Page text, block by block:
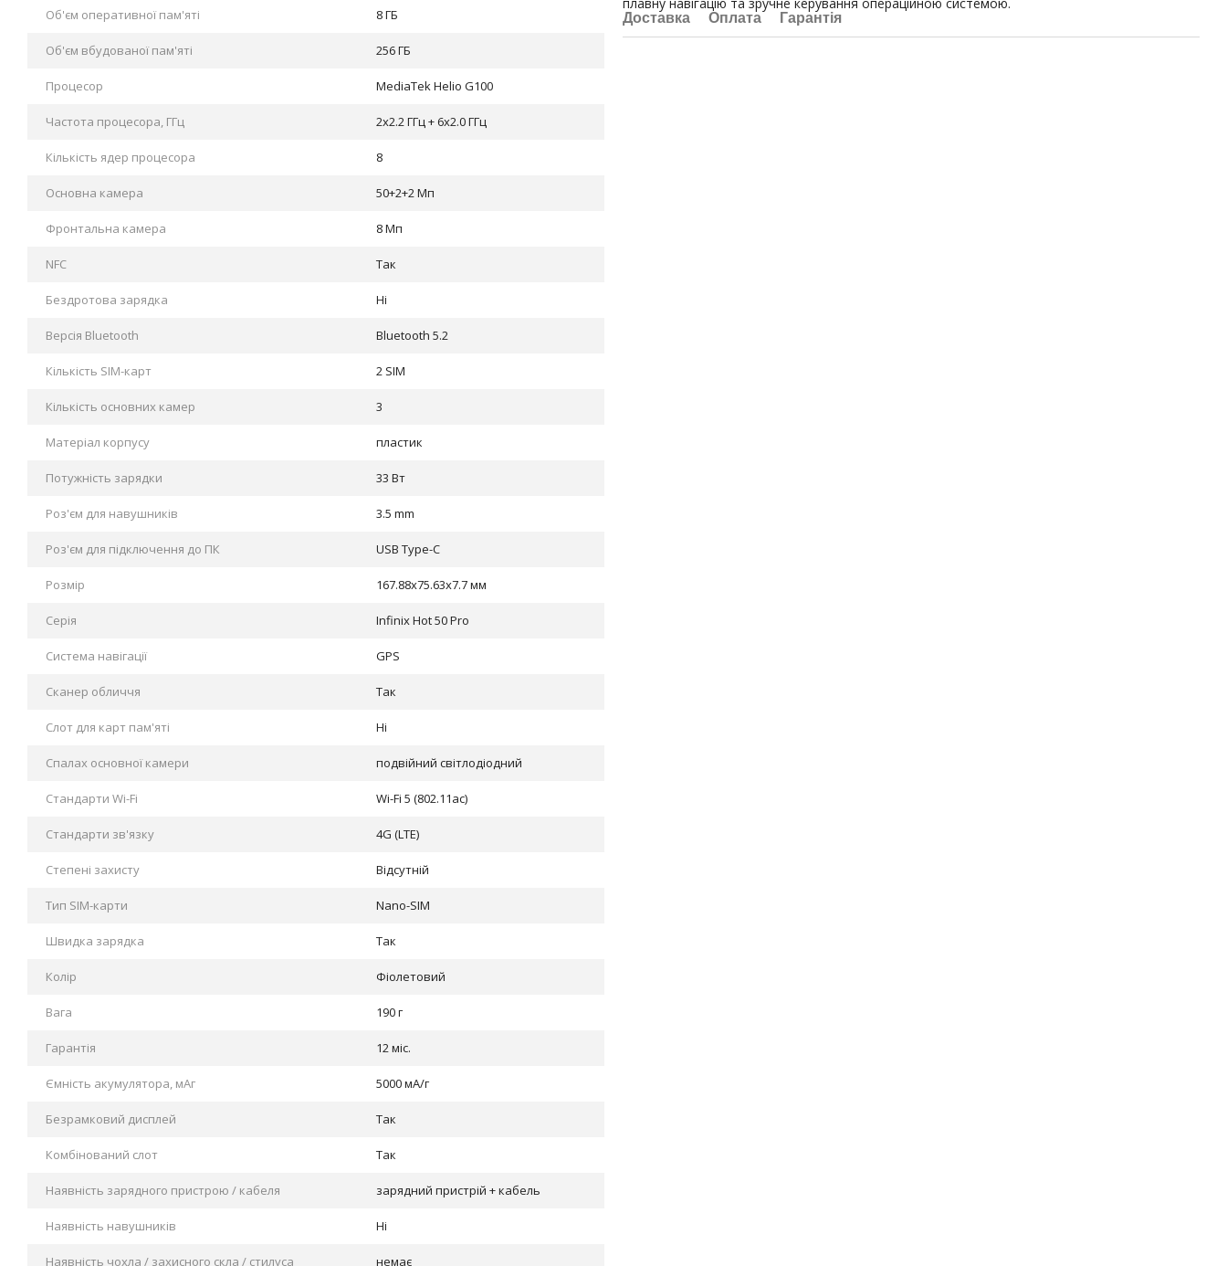
Об'єм оперативної пам'яті 8 ГБ
Об'єм вбудованої пам'яті 256 ГБ
Процесор MediaTek Helio G100
Частота процесора, ГГц 2x2.2 ГГц + 6x2.0 ГГц
Кількість ядер процесора 8
Основна камера 50+2+2 Мп
Фронтальна камера 8 Мп
NFC Так
Бездротова зарядка Ні
Версія Bluetooth Bluetooth 5.2
Кількість SIM-карт 2 SIM
Кількість основних камер 3
Матеріал корпусу пластик
Потужність зарядки 33 Вт
Роз'єм для навушників 3.5 mm
Роз'єм для підключення до ПК USB Type-C
Розмір 167.88х75.63х7.7 мм
Серія Infinix Hot 50 Pro
Система навігації GPS
Сканер обличчя Так
Слот для карт пам'яті Ні
Спалах основної камери подвійний світлодіодний
Стандарти Wi-Fi Wi-Fi 5 (802.11ac)
Стандарти зв'язку 4G (LTE)
Степені захисту Відсутній
Тип SIM-карти Nano-SIM
Швидка зарядка Так
Колір Фіолетовий
Вага 190 г
Гарантія 12 міс.
Ємність акумулятора, мАг 5000 мА/г
Безрамковий дисплей Так
Комбінований слот Так
Наявність зарядного пристрою / кабеля зарядний пристрій + кабель
Наявність навушників Ні
Наявність чохла / захисного скла / стилуса немає
Доставка Оплата Гарантія